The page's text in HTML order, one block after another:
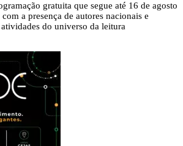
gratuita que segue até 16 de agosto
a presença de autores nacionais e
do universo da leitura